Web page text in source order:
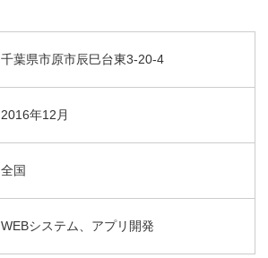
千葉県市原市辰巳台東3-20-4
2016年12月
全国
WEBシステム、アプリ開発